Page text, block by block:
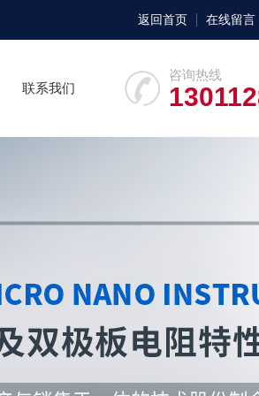
返回首页 在线留言
咨询热线
联系我们